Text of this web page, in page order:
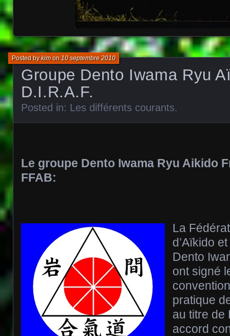
Groupe Dento Iwama Ryu
D.I.R.A.F.
Posted bykimon10 septembre 2010
Posted in: Les différents courants.
Le groupe Dento Iwama Ryu Aikido
FFAB:
La
d’Aïkido
Dento
ont signé
pratique
au titre de
accord